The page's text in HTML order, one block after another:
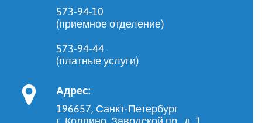
573-94-10
(приемное отделение)
573-94-44
(платные услуги)
Адрес:
196657, Санкт-Петербург